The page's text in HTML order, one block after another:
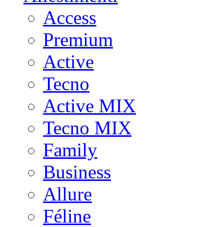
Access
Premium
Active
Tecno
Active MIX
Tecno MIX
Family
Business
Allure
Féline